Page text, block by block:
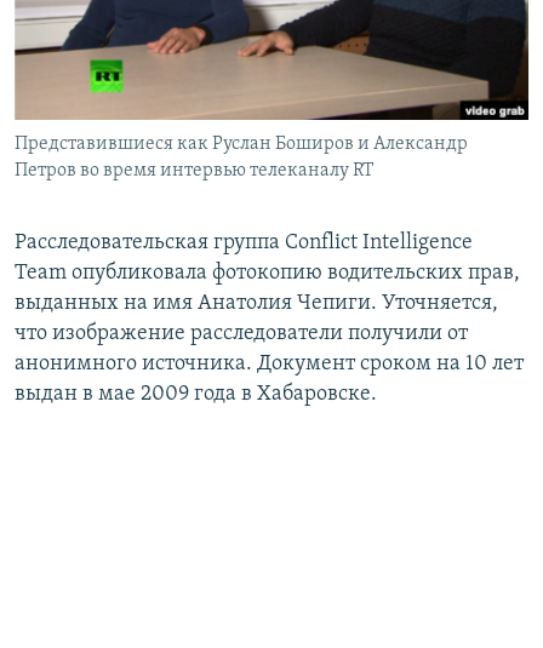
СПОРТ
БЛОГИ
ГОЛОСА
АРХИВ РАДИОПРОГРАММЫ
Все сайты РСЕ/РС
Представившиеся как Руслан Боширов и Александр
Петров во время интервью телеканалу RT
Расследовательская группа Conflict Intelligence
Team опубликовала фотокопию водительских прав,
выданных на имя Анатолия Чепиги. Уточняется,
что изображение расследователи получили от
анонимного источника. Документ сроком на 10 лет
выдан в мае 2009 года в Хабаровске.